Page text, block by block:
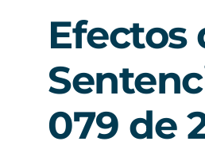
Efectos
079 de